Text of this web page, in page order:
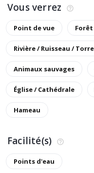
Vous verrez
Point de vue Forêt
Rivière / Ruisseau /
Animaux sauvages
Église / Cathédrale
Hameau
Facilité(s)
Points d'eau